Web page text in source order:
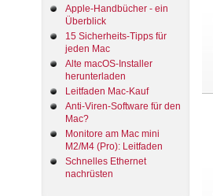
Apple-Handbücher - ein
Überblick
15 Sicherheits-Tipps für
jeden Mac
Alte macOS-Installer
herunterladen
Leitfaden Mac-Kauf
Anti-Viren-Software für den
Mac?
Monitore am Mac mini
M2/M4 (Pro): Leitfaden
Schnelles Ethernet
nachrüsten